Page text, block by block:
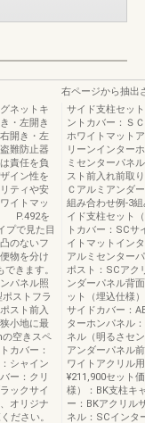
ネットキ
・左開き
開き・左
難防止器
責任を負
イン性を
ティや安
イトマッ
P.492を
プで見た目
のないフ
物を分け
きます。
パネル照
ストフラ
スト前入
小地に最
空きスペ
カバー：
シャイン
ー：クリ
ックサイ
オリジナ
ださい。
右ページから抽出
サイド支柱セッ
ントカバー：Ｓ
ホワイトマット
リーンインター
ミセンターパネ
スト前入れ前取
Ｃアルミアンダ
組み合わせ例-3
イド支柱セット
トカバー：SC
イトマットイン
アルミセンター
ポスト：SCアク
ンダーパネル背
ット（埋込仕様
サイドカバー：
ターホンパネル
ネル（明るさセ
アンダーパネル
ワイトアクリル
¥211,900セット
様）：BK支柱キ
ー：BKアクリル
ネル：SCインタ